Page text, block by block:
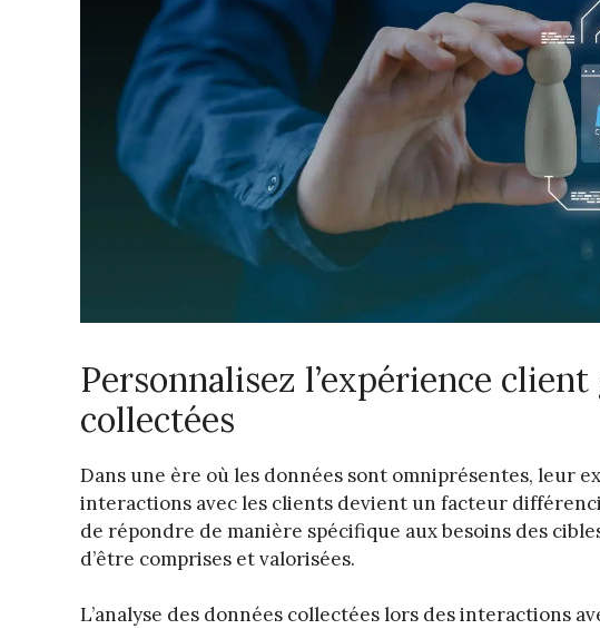
Personnalisez l’expérience
collectées
Dans une ère où les données sont omniprésentes, leur
interactions avec les clients devient un facteur
de répondre de manière spécifique aux besoins des
d’être comprises et valorisées.
L’analyse des données collectées lors des interactions